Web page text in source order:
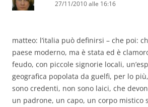
27/11/2010 alle 16:16
matteo: l’italia può definirsi – che poi:
paese moderno, ma è stata ed è
feudo, con piccole signorie locali,
geografica popolata da guelfi, per lo
sono credenti, non sono laici, che
un padrone, un capo, un corpo mistico